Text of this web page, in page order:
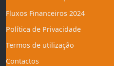
Fluxos Financeiros 2024
Política de Privacidade
Termos de utilização
Contactos